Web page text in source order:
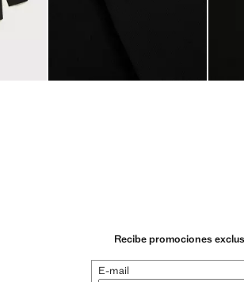
Recibe promociones
E-mail